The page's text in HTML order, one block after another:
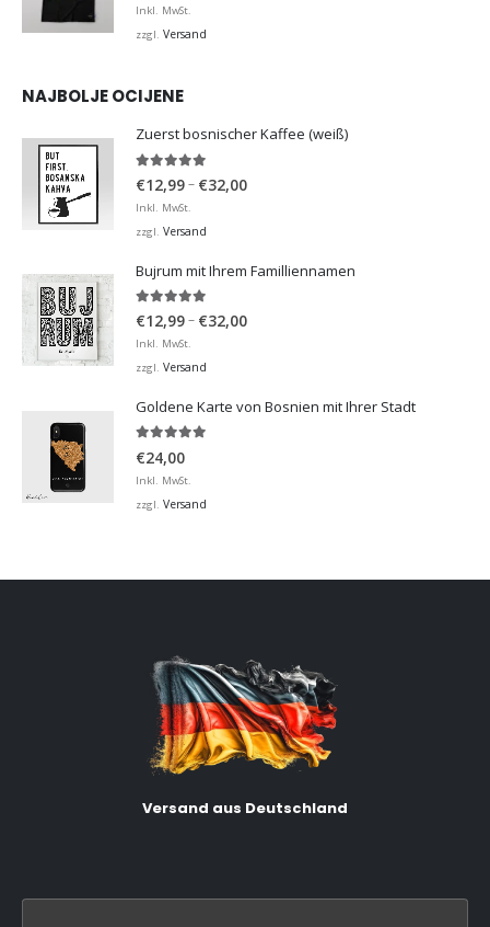
Inkl. MwSt.
zzgl. Versand
NAJBOLJE OCIJENE
Zuerst bosnischer Kaffee (weiß)
€12,99– €32,00Preisspanne:
Inkl. MwSt.
zzgl. Versand
Bujrum mit Ihrem Familliennamen
5.00von 5
€12,99– €32,00Preisspanne:
Inkl. MwSt.
zzgl. Versand
Goldene Karte von Bosnien mit Ihrer Stadt
€24,00
Inkl. MwSt.
zzgl. Versand
Versand aus Deutschland